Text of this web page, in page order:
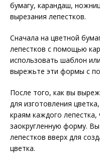
бумагу, карандаш,
вырезания лепестков.
Сначала на цветной
лепестков с помощью
использовать шаблон
вырежьте эти формы с
После того, как вы
для изготовления
краям каждого
заокругленную форму.
лепестков вверх для
цветка.